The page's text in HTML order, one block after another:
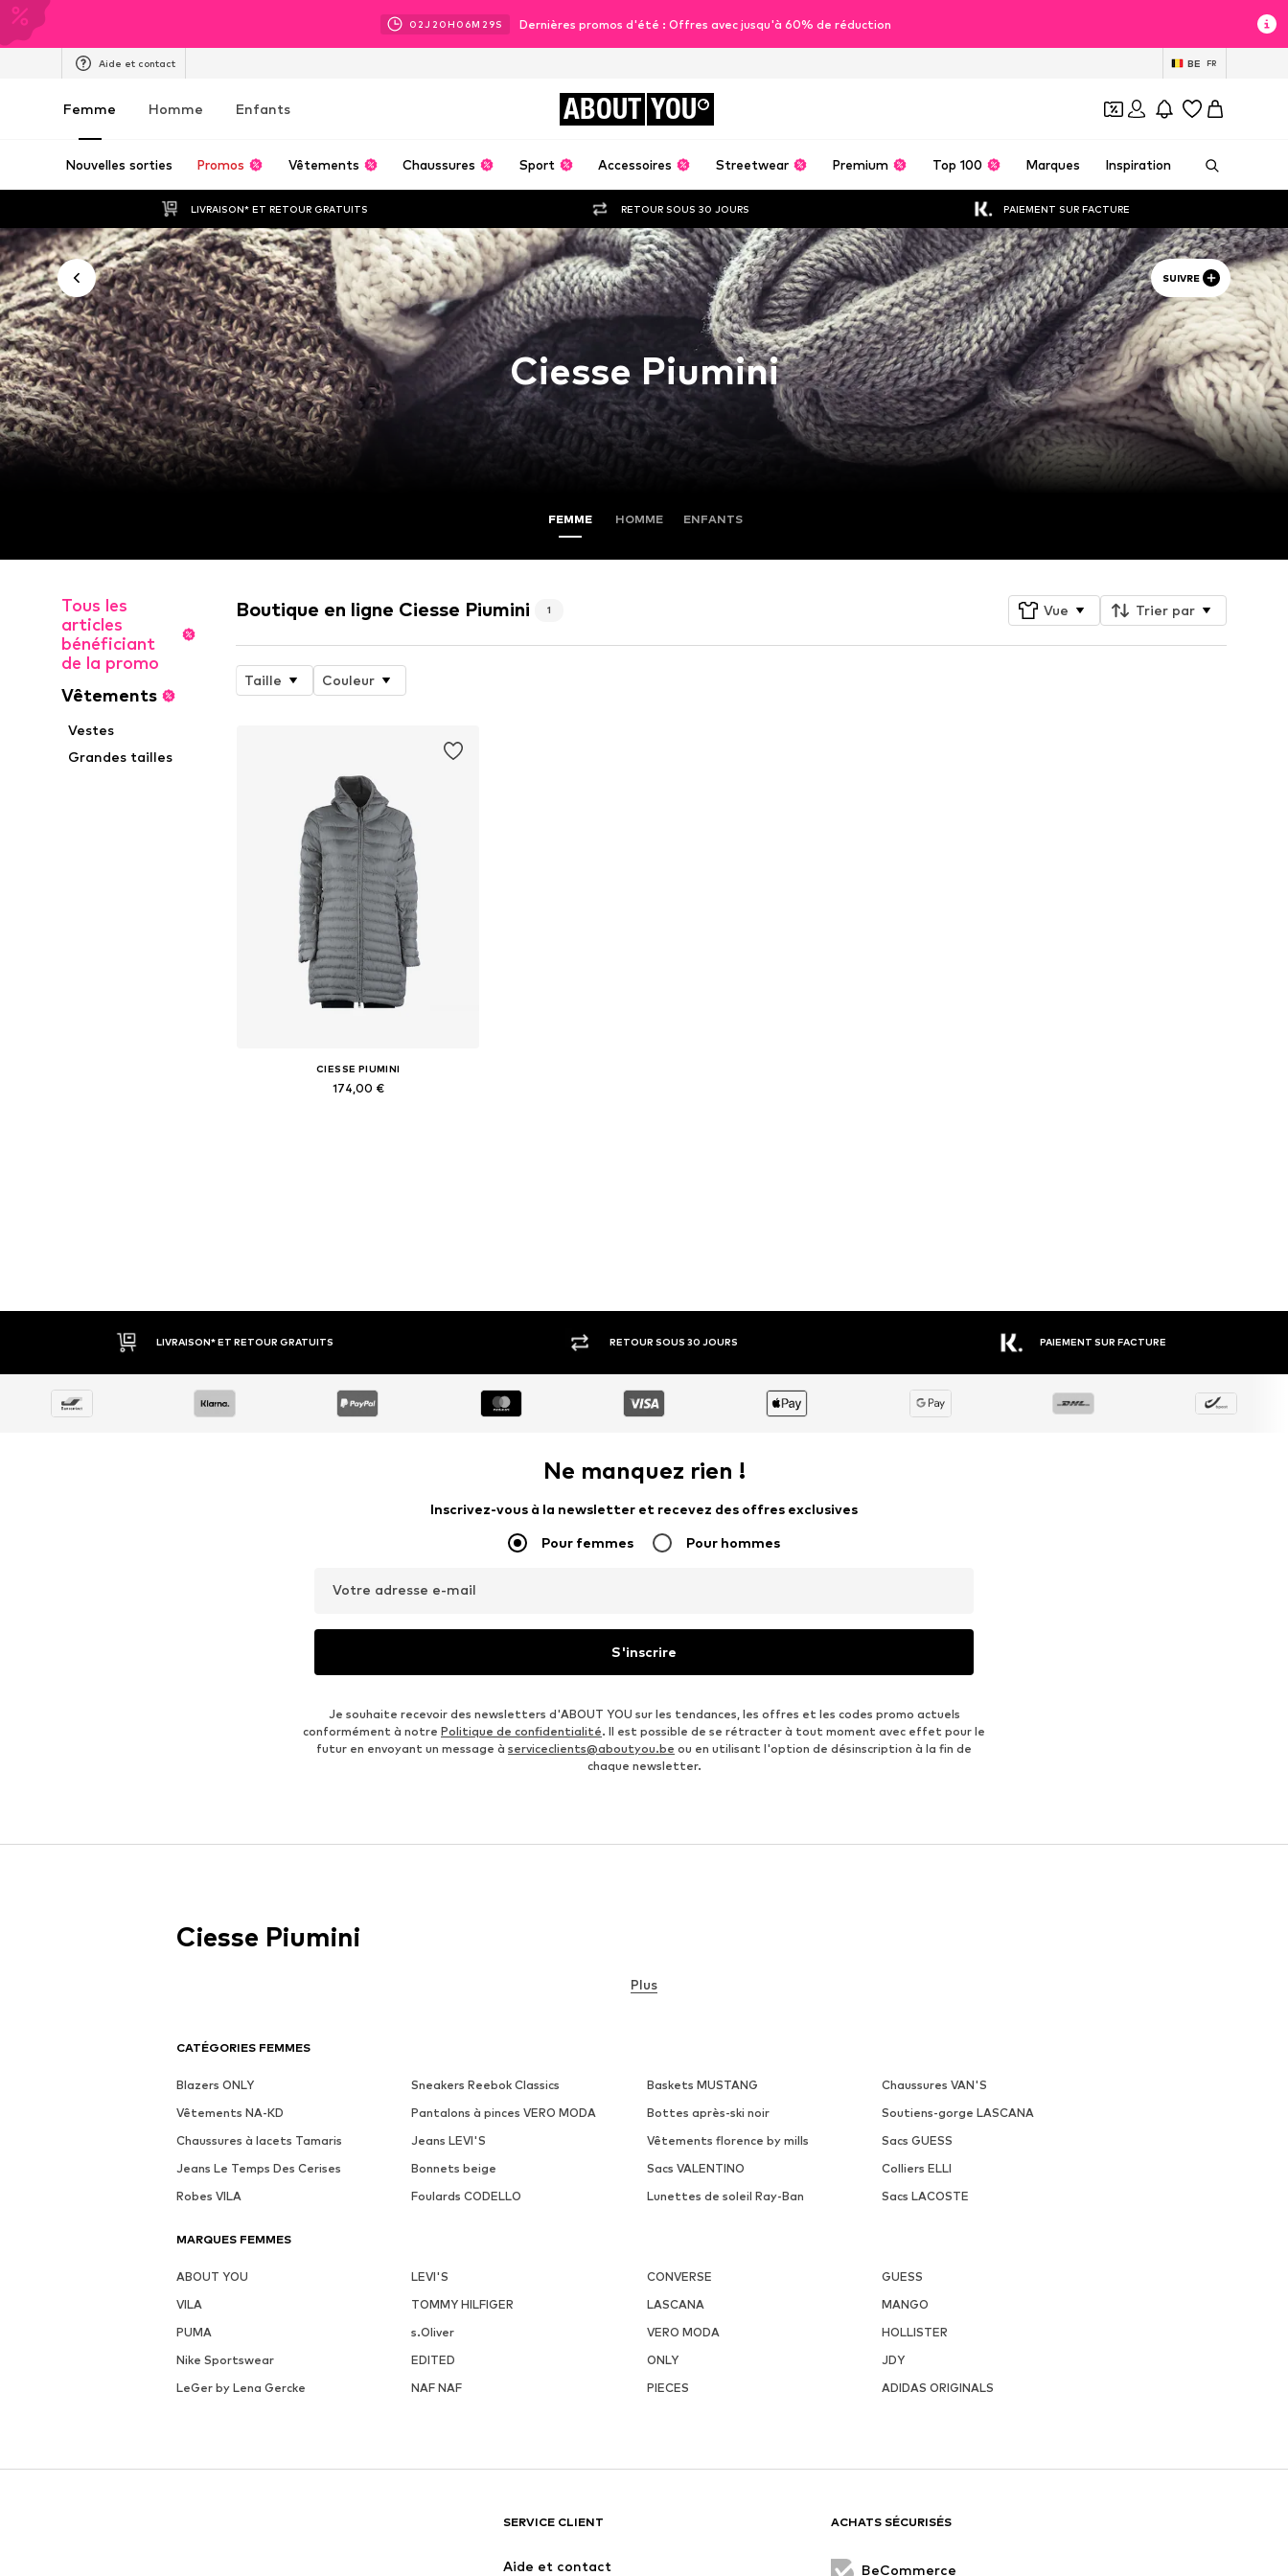
02J 20H 06M 28S Dernières promos d'été : Offres avec jusqu'à 60% de réduction
Aide et contact BE FR
Femme Homme Enfants ABOUT YOU
Nouvelles sorties Promos Vêtements Chaussures Sport Accessoires Streetwear Premium Top 100 Marques Inspiration
LIVRAISON* ET RETOUR GRATUITS RETOUR SOUS 30 JOURS PAIEMENT SUR FACTURE
SUIVRE
Ciesse Piumini
FEMME HOMME ENFANTS
Tous les
articles
bénéficiant
de la promo
Vêtements
Vestes
Grandes tailles
Boutique en ligne Ciesse Piumini 1 Vue Trier par
Taille Couleur
CIESSE PIUMINI
174,00 €
LIVRAISON* ET RETOUR GRATUITS RETOUR SOUS 30 JOURS PAIEMENT SUR FACTURE
Ne manquez rien !
Inscrivez-vous à la newsletter et recevez des offres exclusives
Pour femmes Pour hommes
Votre adresse e-mail
S'inscrire
Je souhaite recevoir des newsletters d'ABOUT YOU sur les tendances, les offres et les codes promo actuels
conformément à notre Politique de confidentialité. Il est possible de se rétracter à tout moment avec effet pour le
futur en envoyant un message à serviceclients@aboutyou.be ou en utilisant l'option de désinscription à la fin de
chaque newsletter.
CATÉGORIES FEMMES
Blazers ONLY Sneakers Reebok Classics Baskets MUSTANG
Chaussures VAN'S
Vêtements NA-KD
Pantalons à pinces VERO MODA Bottes après-ski noir
Soutiens-gorge LASCANA
Chaussures à lacets Tamaris
Jeans LEVI'S Vêtements florence by mills
Sacs GUESS
Jeans Le Temps Des Cerises
Bonnets beige Sacs VALENTINO
Colliers ELLI
Robes VILA
Foulards CODELLO Lunettes de soleil Ray-Ban Sacs LACOSTE
MARQUES FEMMES
ABOUT YOU LEVI'S CONVERSE
GUESS
VILA
TOMMY HILFIGER LASCANA
MANGO
PUMA
s.Oliver VERO MODA
HOLLISTER
Nike Sportswear
EDITED ONLY
JDY
LeGer by Lena Gercke
NAF NAF PIECES ADIDAS ORIGINALS
SERVICE CLIENT
Aide et contact
ACHATS SÉCURISÉS
BeCommerce
Ciesse Piumini
Plus